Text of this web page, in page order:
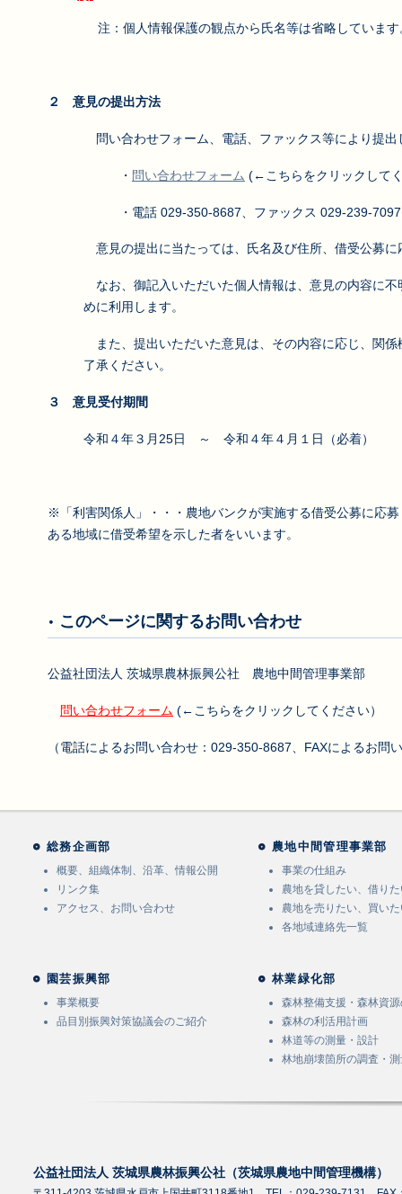
注：個人情報保護の観点から氏名等は省略しています
２ 意見の提出方法
問い合わせフォーム、電話、ファックス等により提出
・ 問い合わせフォーム (←こちらをクリックして
・電話 029-350-8687、ファックス 029-239-7097
意見の提出に当たっては、氏名及び住所、借受公募
なお、御記入いただいた個人情報は、意見の内容に
めに利用します。
また、提出いただいた意見は、その内容に応じ、関
了承ください。
３ 意見受付期間
令和４年３月25日 ～ 令和４年４月１日（必着）
※「利害関係人」・・・農地バンクが実施する借受公募に応
ある地域に借受希望を示した者をいいます。
このページに関するお問い合わせ
公益社団法人 茨城県農林振興公社 農地中間管理事業部
問い合わせフォーム (←こちらをクリックしてください）
（電話によるお問い合わせ：029-350-8687、FAXによるお問
総務企画部
概要、組織体制、沿革、情報公開
リンク集
アクセス、お問い合わせ
園芸振興部
事業概要
品目別振興対策協議会のご紹介
農地中間管理事業部
事業の仕組み
農地を貸したい、借り
農地を売りたい、買い
各地域連絡先一覧
林業緑化部
森林整備支援・森林資
森林の利活用計画
林道等の測量・設計
林地崩壊箇所の調査・
公益社団法人 茨城県農林振興公社（茨城県農地中間管理機構）